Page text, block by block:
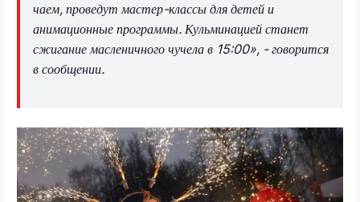
чаем, проведут мастер-классы для детей и
анимационные программы. Кульминацией станет
сжигание масленичного чучела в 15:00», - говорится
в сообщении.